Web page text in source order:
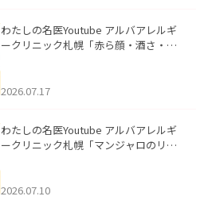
わたしの名医Youtube アルバアレルギ
ークリニック札幌「赤ら顔・酒さ・ニ
した。
2026.07.17
わたしの名医Youtube アルバアレルギ
ークリニック札幌「マンジャロのリア
た。
2026.07.10